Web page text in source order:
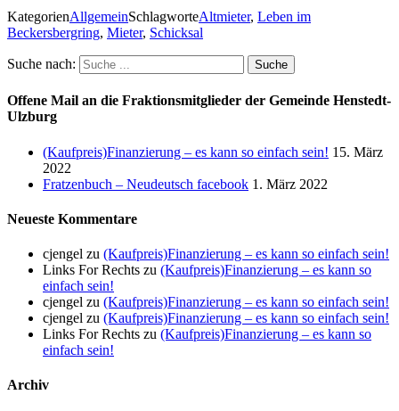
KategorienAllgemeinSchlagworteAltmieter, Leben im
Beckersbergring, Mieter, Schicksal
Suche nach:
Offene Mail an die Fraktionsmitglieder der Gemeinde Henstedt-
Ulzburg
(Kaufpreis)Finanzierung – es kann so einfach sein! 15. März
2022
Fratzenbuch – Neudeutsch facebook 1. März 2022
Neueste Kommentare
cjengel zu (Kaufpreis)Finanzierung – es kann so einfach sein!
Links For Rechts zu (Kaufpreis)Finanzierung – es kann so
einfach sein!
cjengel zu (Kaufpreis)Finanzierung – es kann so einfach sein!
cjengel zu (Kaufpreis)Finanzierung – es kann so einfach sein!
Links For Rechts zu (Kaufpreis)Finanzierung – es kann so
einfach sein!
Archiv